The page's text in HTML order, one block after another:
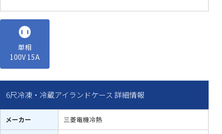
単相
100V 15A
6尺冷凍・冷蔵アイランドケース 詳細情報
メーカー 三菱電機冷熱